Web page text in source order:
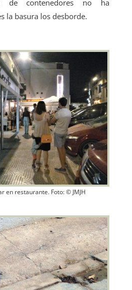
de contenedores no ha
la basura los desborde.
en restaurante. Foto: © JMJH